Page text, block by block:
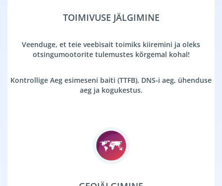
TOIMIVUSE JÄLGIMINE
Veenduge, et teie veebisait toimiks kiiremini ja oleks
otsingumootorite tulemustes kõrgemal kohal!
Kontrollige Aeg esimeseni baiti (TTFB), DNS-i aeg, ühenduse
aeg ja kogukestus.